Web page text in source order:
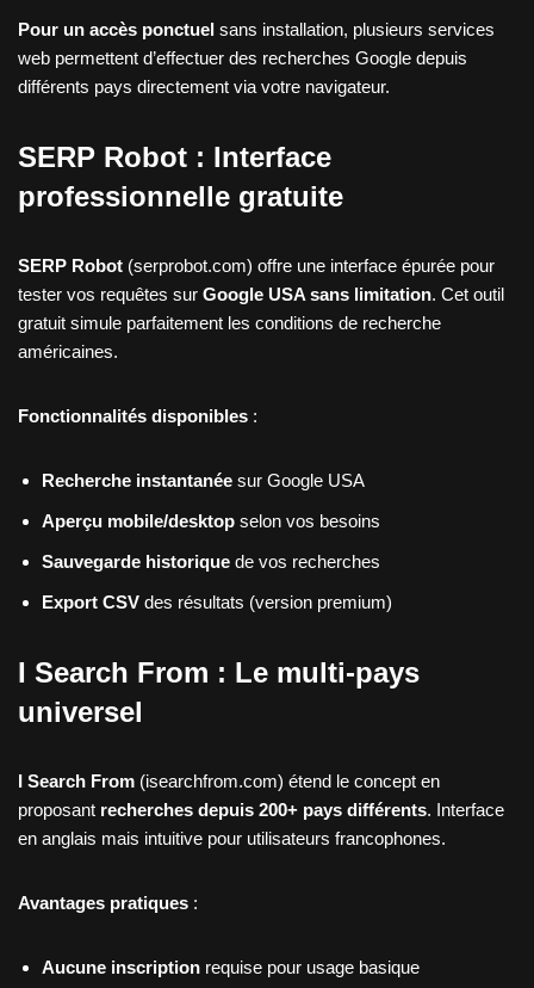
Pour un accès ponctuel sans installation, plusieurs services
web permettent d’effectuer des recherches Google depuis
différents pays directement via votre navigateur.
SERP Robot : Interface
professionnelle gratuite
SERP Robot (serprobot.com) offre une interface épurée pour
tester vos requêtes sur Google USA sans limitation. Cet outil
gratuit simule parfaitement les conditions de recherche
américaines.
Fonctionnalités disponibles :
Recherche instantanée sur Google USA
Aperçu mobile/desktop selon vos besoins
Sauvegarde historique de vos recherches
Export CSV des résultats (version premium)
I Search From : Le multi-pays
universel
I Search From (isearchfrom.com) étend le concept en
proposant recherches depuis 200+ pays différents. Interface
en anglais mais intuitive pour utilisateurs francophones.
Avantages pratiques :
Aucune inscription requise pour usage basique